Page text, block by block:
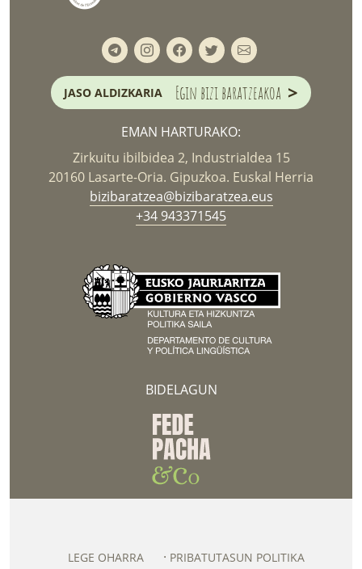
JASO ALDIZKARIA Egin bizi baratzeakoa >
EMAN HARTURAKO:
Zirkuitu ibilbidea 2, Industrialdea 15
20160 Lasarte-Oria. Gipuzkoa. Euskal Herria
bizibaratzea@bizibaratzea.eus
+34 943371545
BIDELAGUN
LEGE OHARRA
PRIBATUTASUN POLITIKA